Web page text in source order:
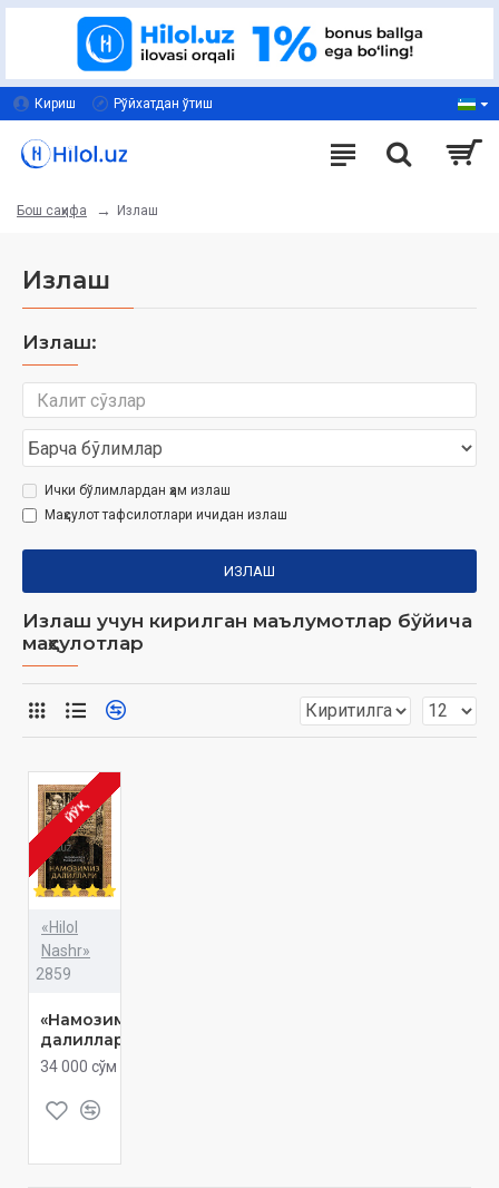
Кириш Рўйхатдан ўтиш
Бош саҳифа Излаш
Излаш
Излаш:
Ички бўлимлардан ҳам излаш
Маҳсулот тафсилотлари ичидан излаш
ИЗЛАШ
Излаш учун кирилган маълумотлар бўйича
маҳсулотлар
ЙЎҚ
«Hilol
Nashr»
2859
«Намозимиз
далиллари»
34 000 сўм